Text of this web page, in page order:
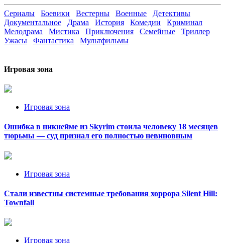
Сериалы Боевики Вестерны Военные
Детективы
Документальное
Драма История Комедии
Криминал
Мелодрама
Мистика Приключения Семейные
Триллер
Ужасы
Фантастика Мультфильмы
Игровая зона
Игровая зона
Ошибка в никнейме из Skyrim стоила человеку 18 месяцев
тюрьмы — суд признал его полностью невиновным
Игровая зона
Стали известны системные требования хоррора Silent Hill:
Townfall
Игровая зона